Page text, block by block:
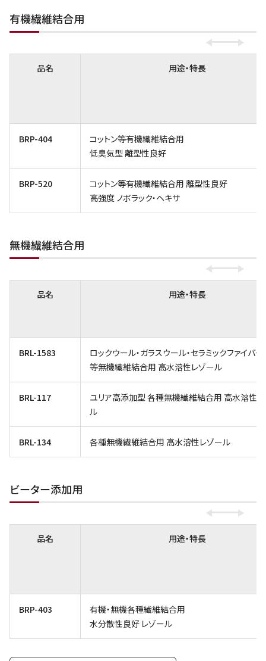
有機繊維結合用
品名 用途・特長
BRP-404
コットン等有機繊維結合用
低臭気型 離型性良好
BRP-520
コットン等有機繊維結合用 離型性良好
高強度 ノボラック・ヘキサ
無機繊維結合用
品名 用途・特長
BRL-1583
ロックウール・ガラスウール・セラミックファイバー
等無機繊維結合用 高水溶性レゾール
BRL-117
ユリア高添加型 各種無機繊維結合用 高水溶性
ル
BRL-134 各種無機繊維結合用 高水溶性レゾール
ビーター添加用
品名 用途・特長
BRP-403
有機・無機各種繊維結合用
水分散性良好 レゾール